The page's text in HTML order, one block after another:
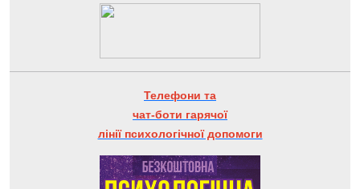
Телефони та
чат-боти гарячої
лінії психологічної допомоги